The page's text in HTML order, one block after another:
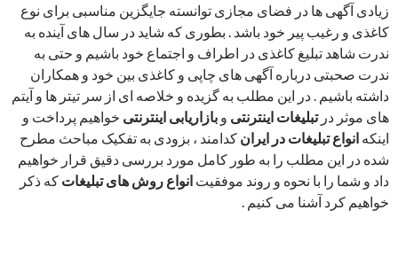
زیادی آگهی ها در فضای مجازی توانسته جایگزین مناسبی برای نوع
کاغذی و رغیب پیر خود باشد . بطوری که شاید در سال های آینده به
ندرت شاهد تبلیغ کاغذی در اطراف و اجتماع خود باشیم و حتی به
ندرت صحبتی درباره آگهی های چاپی و کاغذی بین خود و همکاران
داشته باشیم . در این مطلب به گزیده و خلاصه ای از سر تیتر ها و آیتم
های موثر درتبلیغات اینترنتی و بازاریابی اینترنتی خواهیم پرداخت و
اینکه انواع تبلیغات در ایران کدامند ، بزودی به تفکیک مباحث مطرح
شده در این مطلب را به طور کامل مورد بررسی دقیق قرار خواهیم
داد و شما را با نحوه و روند موفقیت انواع روش های تبلیغات که ذکر
خواهیم کرد آشنا می کنیم .